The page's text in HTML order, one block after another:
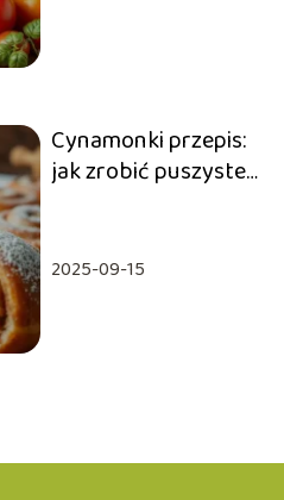
Cynamonki przepis:
jak zrobić puszyste
2025-09-15